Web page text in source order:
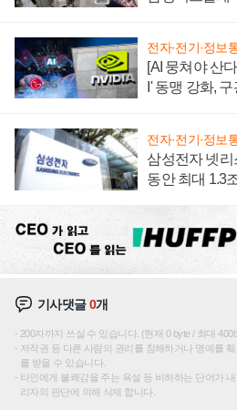
전자·전기·정보
[AI 뭉쳐야 산
I' 동맹 강화,
전자·전기·정보
삼성전자 넷리
동안 최대 1.3
기사댓글0개
200자까지 쓰실 수 있습니다. (현재 0 byte / 최대
저작권 등 다른 사람의 권리를 침해하거나 명예를
를 받을 수 있습니다.
타인에게 불쾌감을 주는 욕설 등 비하하는 단어가
리자의 판단에 의해 삭제 합니다.